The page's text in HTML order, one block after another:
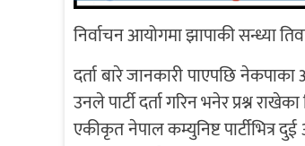
निर्वाचन आयोगमा झापाकी सन्ध्या
दर्ता बारे जानकारी पाएपछि
उनले पार्टी दर्ता गरिन भनेर प्रश्न
एकीकृत नेपाल कम्युनिष्ट पार्टीभित्र